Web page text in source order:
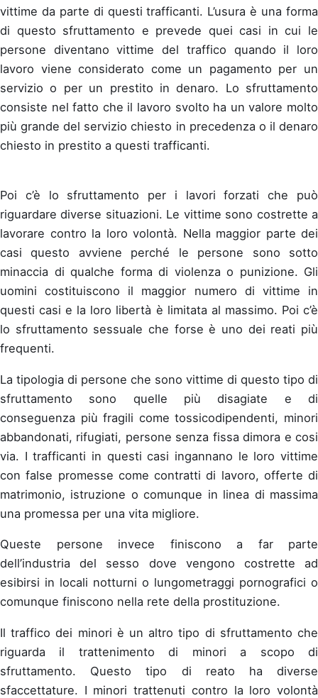
vittime da parte di questi trafficanti. L’usura è una forma
di questo sfruttamento e prevede quei casi in cui le
persone diventano vittime del traffico quando il loro
lavoro viene considerato come un pagamento per un
servizio o per un prestito in denaro. Lo sfruttamento
consiste nel fatto che il lavoro svolto ha un valore molto
più grande del servizio chiesto in precedenza o il denaro
chiesto in prestito a questi trafficanti.
Poi c’è lo sfruttamento per i lavori forzati che può
riguardare diverse situazioni. Le vittime sono costrette a
lavorare contro la loro volontà. Nella maggior parte dei
casi questo avviene perché le persone sono sotto
minaccia di qualche forma di violenza o punizione. Gli
uomini costituiscono il maggior numero di vittime in
questi casi e la loro libertà è limitata al massimo. Poi c’è
lo sfruttamento sessuale che forse è uno dei reati più
frequenti.
La tipologia di persone che sono vittime di questo tipo di
sfruttamento sono quelle più disagiate e di
conseguenza più fragili come tossicodipendenti, minori
abbandonati, rifugiati, persone senza fissa dimora e cosi
via. I trafficanti in questi casi ingannano le loro vittime
con false promesse come contratti di lavoro, offerte di
matrimonio, istruzione o comunque in linea di massima
una promessa per una vita migliore.
Queste persone invece finiscono a far parte
dell’industria del sesso dove vengono costrette ad
esibirsi in locali notturni o lungometraggi pornografici o
comunque finiscono nella rete della prostituzione.
Il traffico dei minori è un altro tipo di sfruttamento che
riguarda il trattenimento di minori a scopo di
sfruttamento. Questo tipo di reato ha diverse
sfaccettature. I minori trattenuti contro la loro volontà